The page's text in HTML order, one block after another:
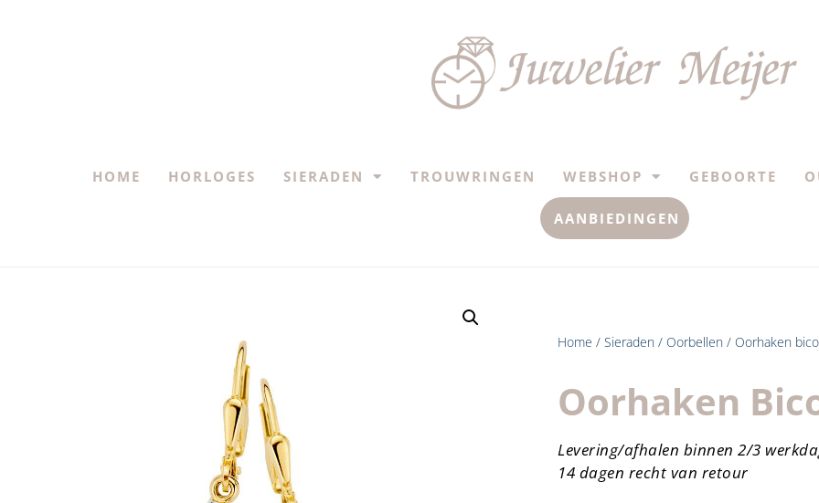
HOME HORLOGES SIERADEN TROUWRINGEN WEBSHOP GEBOORTE
AANBIEDINGEN
Home / Sieraden / Oorbellen / Oorhaken
Oorhaken
Levering/afhalen binnen 2/3
14 dagen recht van retour